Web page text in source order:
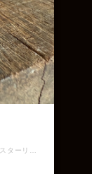
インディアンジュエリーの様な雰囲気のスターリング 幅も広くインパクトがあるので手の主役としてコーディネート出来る一点 ★silver925 店頭展示品の為、販売済みの場合はキャンセルとなりますが ご了承ください 0150035